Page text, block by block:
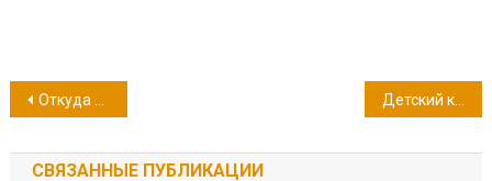
Навигация
по
Откуда приходит Новый год Детский коллектив «Светлячок» представляет…
СВЯЗАННЫЕ ПУБЛИКАЦИИ